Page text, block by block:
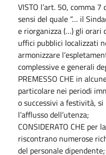
VISTO l’art. 50, comma
sensi del quale “… il
e riorganizza (…) gli orari
uffici pubblici localizzati
armonizzare
complessive e generali
PREMESSO CHE in
particolare nei periodi
o successivi a festività,
l’afflusso dell’utenza;
CONSIDERATO CHE per
riscontrano numerose
del personale dipendente;